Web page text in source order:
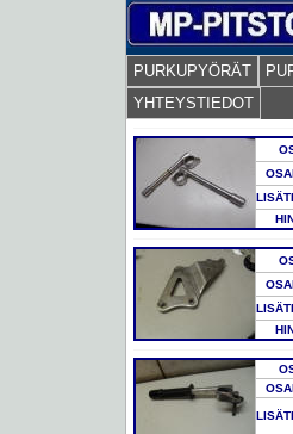
PURKUPYÖRÄT
YHTEYSTIEDOT